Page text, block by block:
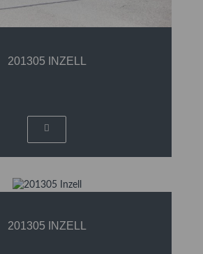
201305 INZELL
201305 INZELL